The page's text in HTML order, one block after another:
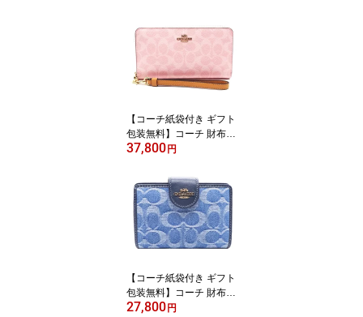
ン長財布 CZ-328 IMTAM
COACH ブランド サイフ
【新作 新品 限定モデ
ル】【COACH コーチ】
【サイフ さいふ】【楽ギ
取対応商品】
【コーチ紙袋付き ギフト
包装無料】コーチ 財布 C
OACH 長財布 シグネチ
布 CEC-20 CW-778 IMP
O ピンク COACH ブラン
ド サイフ【新作 新品 限
定モデル】【COACH コ
ーチ】【サイフ さいふ】
【楽ギフ_包装】【コン
す楽】
37,800 円
【コーチ紙袋付き ギフト
包装無料】コーチ 財布 C
OACH デニム シグネチ
27,800 円